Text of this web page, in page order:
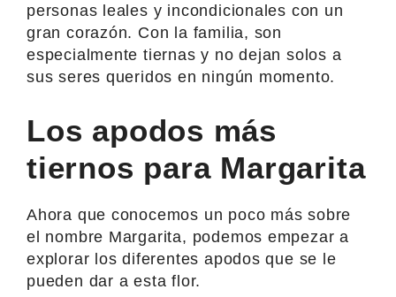
personas leales y incondicionales con un
gran corazón. Con la familia, son
especialmente tiernas y no dejan solos a
sus seres queridos en ningún momento.
Los apodos más
tiernos para Margarita
Ahora que conocemos un poco más sobre
el nombre Margarita, podemos empezar a
explorar los diferentes apodos que se le
pueden dar a esta flor.